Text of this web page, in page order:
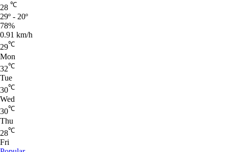
28 ℃
29º - 20º
78%
0.91 km/h
29℃
Mon
32℃
Tue
30℃
Wed
30℃
Thu
28℃
Fri